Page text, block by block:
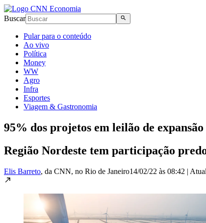
Buscar
Pular para o conteúdo
Ao vivo
Política
Money
WW
Agro
Infra
Esportes
Viagem & Gastronomia
95% dos projetos em leilão de
Região Nordeste tem participação
Elis Barreto, da CNN, no Rio de Janeiro14/02/22 às 08:42 |